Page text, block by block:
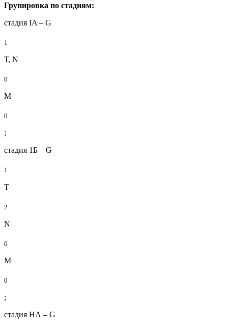
Групировка по стадиям:
стадия IA – G
1
Т, N
0
М
0
;
стадия 1Б – G
1
Т
2
N
0
М
0
;
стадия НА – G